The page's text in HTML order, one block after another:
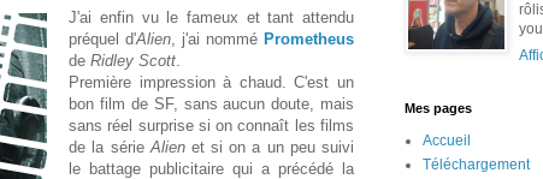
J'ai enfin vu le fameux et tant attendu
préquel d'Alien , j'ai nommé Prometheus
deRidley Scott
Première impression à chaud. C'est un
bon film de SF, sans aucun doute, mais
sans réel surprise si on connaît les films
de la série Alien et si on a un peu suivi
le battage publicitaire qui a précédé la
Mes pages
Accueil
Téléchargement